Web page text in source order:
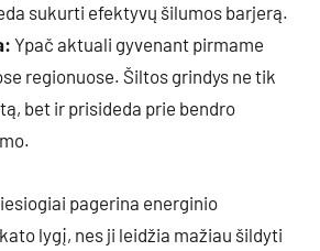
sukurti efektyvų šilumos barjerą.
Ypač aktuali gyvenant pirmame
regionuose. Šiltos grindys ne tik
bet ir prisideda prie bendro
pagerina energinio
lygį, nes ji leidžia mažiau šildyti